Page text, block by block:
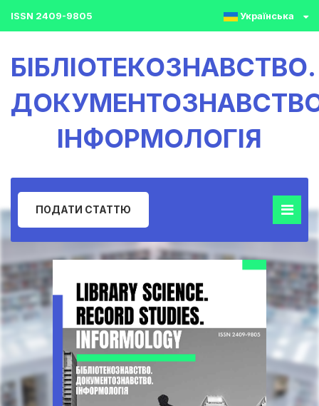
ISSN 2409-9805 Українська
БІБЛІОТЕКОЗНАВСТВО.
ІНФОРМОЛОГІЯ
ПОДАТИ СТАТТЮ